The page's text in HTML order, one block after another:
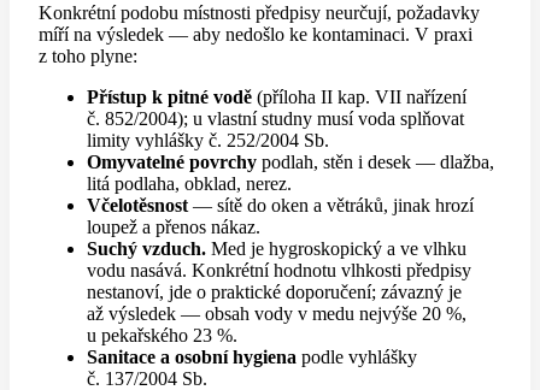
Konkrétní podobu místnosti předpisy neurčují, požadavky
míří na výsledek — aby nedošlo ke kontaminaci. V praxi
z toho plyne:
Přístup k pitné vodě (příloha II kap. VII nařízení
č. 852/2004); u vlastní studny musí voda splňovat
limity vyhlášky č. 252/2004 Sb.
Omyvatelné povrchy podlah, stěn i desek — dlažba,
litá podlaha, obklad, nerez.
Včelotěsnost — sítě do oken a větráků, jinak hrozí
loupež a přenos nákaz.
Suchý vzduch. Med je hygroskopický a ve vlhku
vodu nasává. Konkrétní hodnotu vlhkosti předpisy
nestanoví, jde o praktické doporučení; závazný je
až výsledek — obsah vody v medu nejvýše 20 %,
u pekařského 23 %.
Sanitace a osobní hygiena podle vyhlášky
č. 137/2004 Sb.